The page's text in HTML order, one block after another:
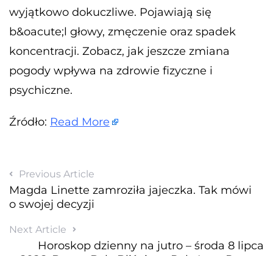
wyjątkowo dokuczliwe. Pojawiają się
b&oacute;l głowy, zmęczenie oraz spadek
koncentracji. Zobacz, jak jeszcze zmiana
pogody wpływa na zdrowie fizyczne i
psychiczne.
Źródło: Read More
Previous Article
Magda Linette zamroziła jajeczka. Tak mówi
o swojej decyzji
Next Article
Horoskop dzienny na jutro – środa 8 lipca